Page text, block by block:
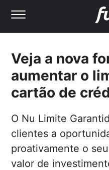
Veja a nova
aumentar o
cartão de
O Nu Limite
clientes a
proativamente o
valor de